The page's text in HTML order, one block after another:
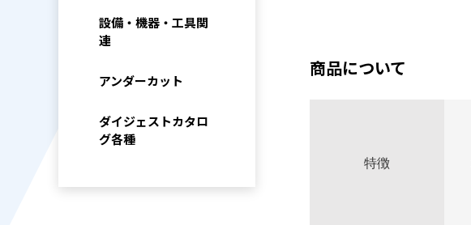
商品について
特徴
設備・機器・工具関
連
アンダーカット
ダイジェストカタロ
グ各種